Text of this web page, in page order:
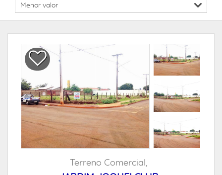
Terreno Comercial,